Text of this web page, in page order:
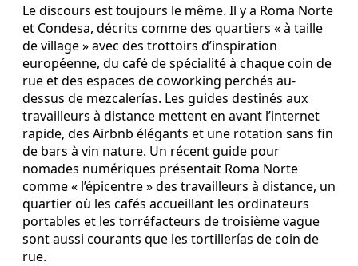
Le discours est toujours le même. Il y a Roma Norte
et Condesa, décrits comme des quartiers « à taille
de village » avec des trottoirs d’inspiration
européenne, du café de spécialité à chaque coin de
rue et des espaces de coworking perchés au-
dessus de mezcalerías. Les guides destinés aux
travailleurs à distance mettent en avant l’internet
rapide, des Airbnb élégants et une rotation sans fin
de bars à vin nature. Un récent guide pour
nomades numériques présentait Roma Norte
comme « l’épicentre » des travailleurs à distance, un
quartier où les cafés accueillant les ordinateurs
portables et les torréfacteurs de troisième vague
sont aussi courants que les tortillerías de coin de
rue.